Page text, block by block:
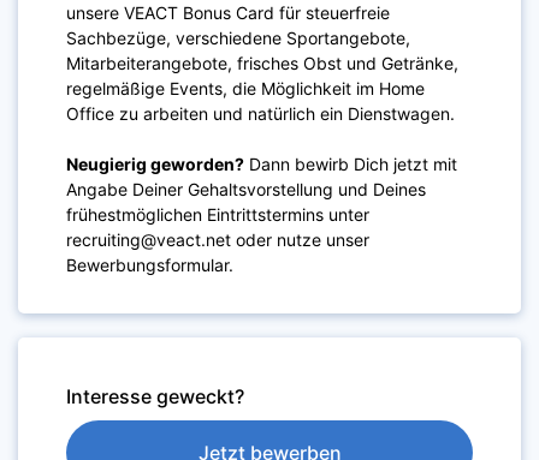
unsere VEACT Bonus Card für steuerfreie
Sachbezüge, verschiedene Sportangebote,
Mitarbeiterangebote, frisches Obst und Getränke,
regelmäßige Events, die Möglichkeit im Home
Office zu arbeiten und natürlich ein Dienstwagen.
Neugierig geworden? Dann bewirb Dich jetzt mit
Angabe Deiner Gehaltsvorstellung und Deines
frühestmöglichen Eintrittstermins unter
recruiting@veact.net oder nutze unser
Bewerbungsformular.
Interesse geweckt?
Jetzt bewerben